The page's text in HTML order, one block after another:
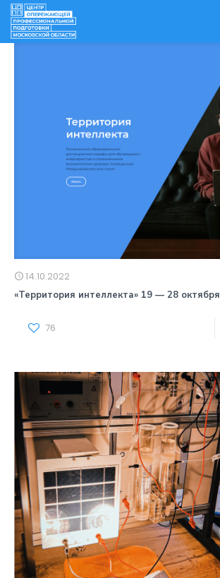
14.10.2022
«Территория интеллекта» 19 — 28 октября
76